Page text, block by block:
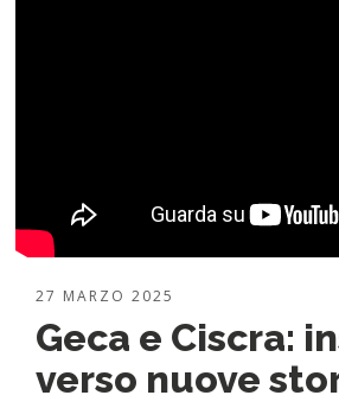
27 MARZO 2025
Geca e Ciscra:
verso nuove